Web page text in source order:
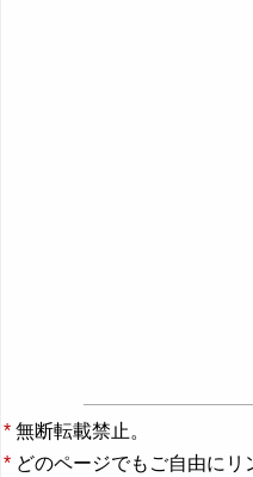
* 無断転載禁止。
* どのページでもご自由にリ